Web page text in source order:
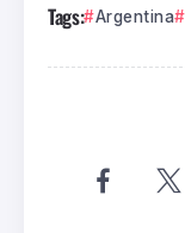
Tags: Argentina